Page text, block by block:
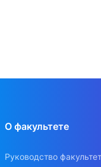
О факультете
Руководство